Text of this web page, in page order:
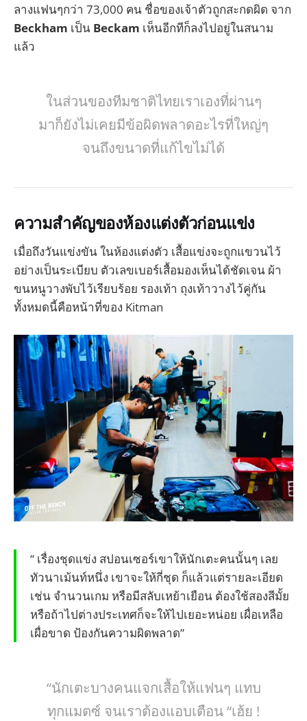
ลางแฟนๆกว่า 73,000 คน ชื่อของเจ้าตัวถูกสะกดผิด จาก
Beckham เป็น Beckam เห็นอีกทีก็ลงไปอยู่ในสนาม
แล้ว
ในส่วนของทีมชาติไทยเราเองที่ผ่านๆ
มาก็ยังไม่เคยมีข้อผิดพลาดอะไรที่ใหญ่ๆ
จนถึงขนาดที่แก้ไขไม่ได้
ความสำคัญของห้องแต่งตัวก่อนแข่ง
เมื่อถึงวันแข่งขัน ในห้องแต่งตัว เสื้อแข่งจะถูกแขวนไว้
อย่างเป็นระเบียบ ตัวเลขเบอร์เสื้อมองเห็นได้ชัดเจน ผ้า
ขนหนูวางพับไว้เรียบร้อย รองเท้า ถุงเท้าวางไว้คู่กัน
ทั้งหมดนี้คือหน้าที่ของ Kitman
“ เรื่องชุดแข่ง สปอนเซอร์เขาให้นักเตะคนนั้นๆ เลย
ทัวนาเม้นท์หนึ่ง เขาจะให้กี่ชุด ก็แล้วแต่รายละเอียด
เช่น จำนวนเกม หรือมีสลับเหย้าเยือน ต้องใช้สองสีมั้ย
หรือถ้าไปต่างประเทศก็จะให้ไปเยอะหน่อย เผื่อเหลือ
เผื่อขาด ป้องกันความผิดพลาด”
“นักเตะบางคนแจกเสื้อให้แฟนๆ แทบ
ทุกแมตซ์ จนเราต้องแอบเตือน “เฮ้ย !